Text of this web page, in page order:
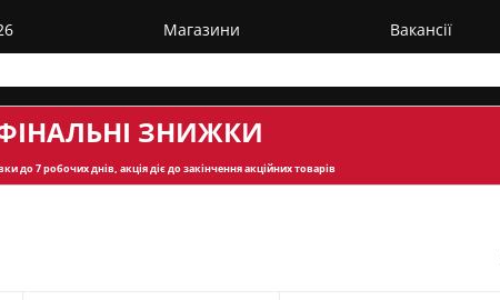
Магазини Вакансії
ЗНИЖКИ
до 7 робочих днів, акція діє до закінчення акційних товарів